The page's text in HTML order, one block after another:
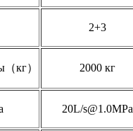
2+3
кг） 2000 кг
20L/s@1.0MPa